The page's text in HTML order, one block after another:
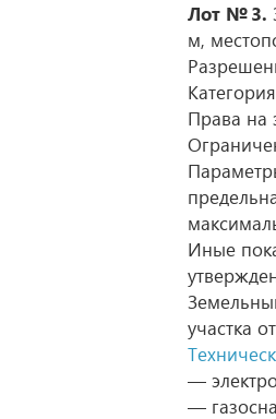
Лот № 3.
м,
Права на
Иные
участка
—
—